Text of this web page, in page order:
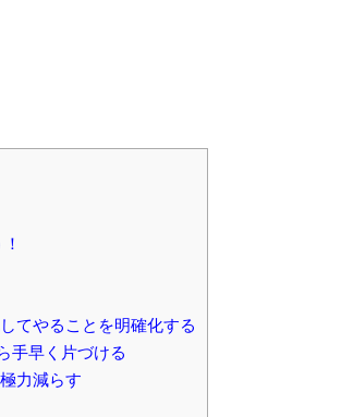
てやることを明確化する
手早く片づける
力減らす